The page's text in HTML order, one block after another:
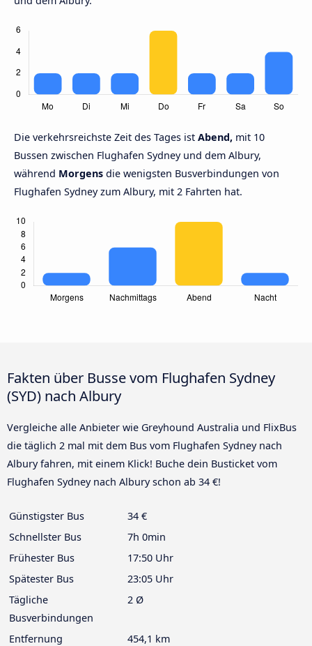
Die verkehrsreichste Zeit des Tages ist Abend, mit 10
Bussen zwischen Flughafen Sydney und dem Albury,
während Morgens die wenigsten Busverbindungen von
Flughafen Sydney zum Albury, mit 2 Fahrten hat.
Fakten über Busse vom Flughafen Sydney
(SYD) nach Albury
Vergleiche alle Anbieter wie Greyhound Australia und FlixBus
die täglich 2 mal mit dem Bus vom Flughafen Sydney nach
Albury fahren, mit einem Klick! Buche dein Busticket vom
Flughafen Sydney nach Albury schon ab 34 €!
Günstigster Bus
34 €
Schnellster Bus
7h 0min
Frühester Bus
17:50 Uhr
Spätester Bus
23:05 Uhr
Tägliche
Busverbindungen
2 Ø
Entfernung
454,1 km